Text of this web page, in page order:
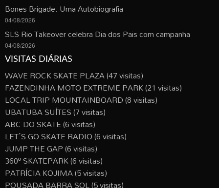
Bones Brigade: Uma Autobiografia
04/08/2026
SLS Rio Takeover celebra Dia dos Pais com campanha
04/08/2026
VISITAS DIÁRIAS
WAVE ROCK SKATE PLAZA(47 visitas)
FAZENDINHA MOTO EXTREME PARK(21 visitas)
LOCAL TRIP MOUNTAINBOARD(8 visitas)
UBATUBA SUÍTES(7 visitas)
ABC DO SKATE(6 visitas)
LET´S GO SKATE RADIO(6 visitas)
JUMP THE GAP(6 visitas)
360º SKATEPARK(6 visitas)
PATRÍCIA KOJIMA(5 visitas)